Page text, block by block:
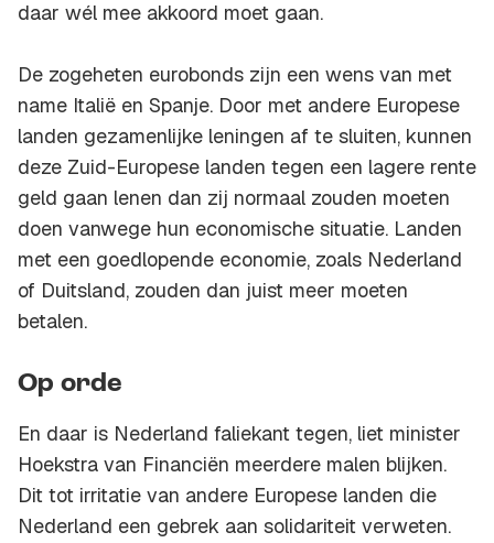
daar wél mee akkoord moet gaan.
De zogeheten eurobonds zijn een wens van met
name Italië en Spanje. Door met andere Europese
landen gezamenlijke leningen af te sluiten, kunnen
deze Zuid-Europese landen tegen een lagere rente
geld gaan lenen dan zij normaal zouden moeten
doen vanwege hun economische situatie. Landen
met een goedlopende economie, zoals Nederland
of Duitsland, zouden dan juist meer moeten
betalen.
Op orde
En daar is Nederland faliekant tegen, liet minister
Hoekstra van Financiën meerdere malen blijken.
Dit tot irritatie van andere Europese landen die
Nederland een gebrek aan solidariteit verweten.